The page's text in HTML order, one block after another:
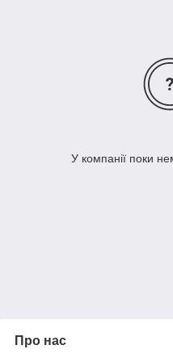
У компанії поки
Про нас